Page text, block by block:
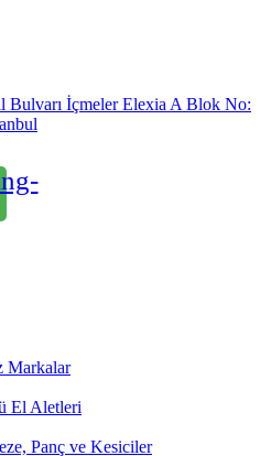
Bulvarı İçmeler Elexia A Blok No:
Markalar
El Aletleri
Panç ve Kesiciler